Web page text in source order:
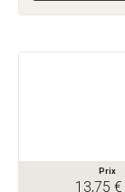
Prix
13,75 €